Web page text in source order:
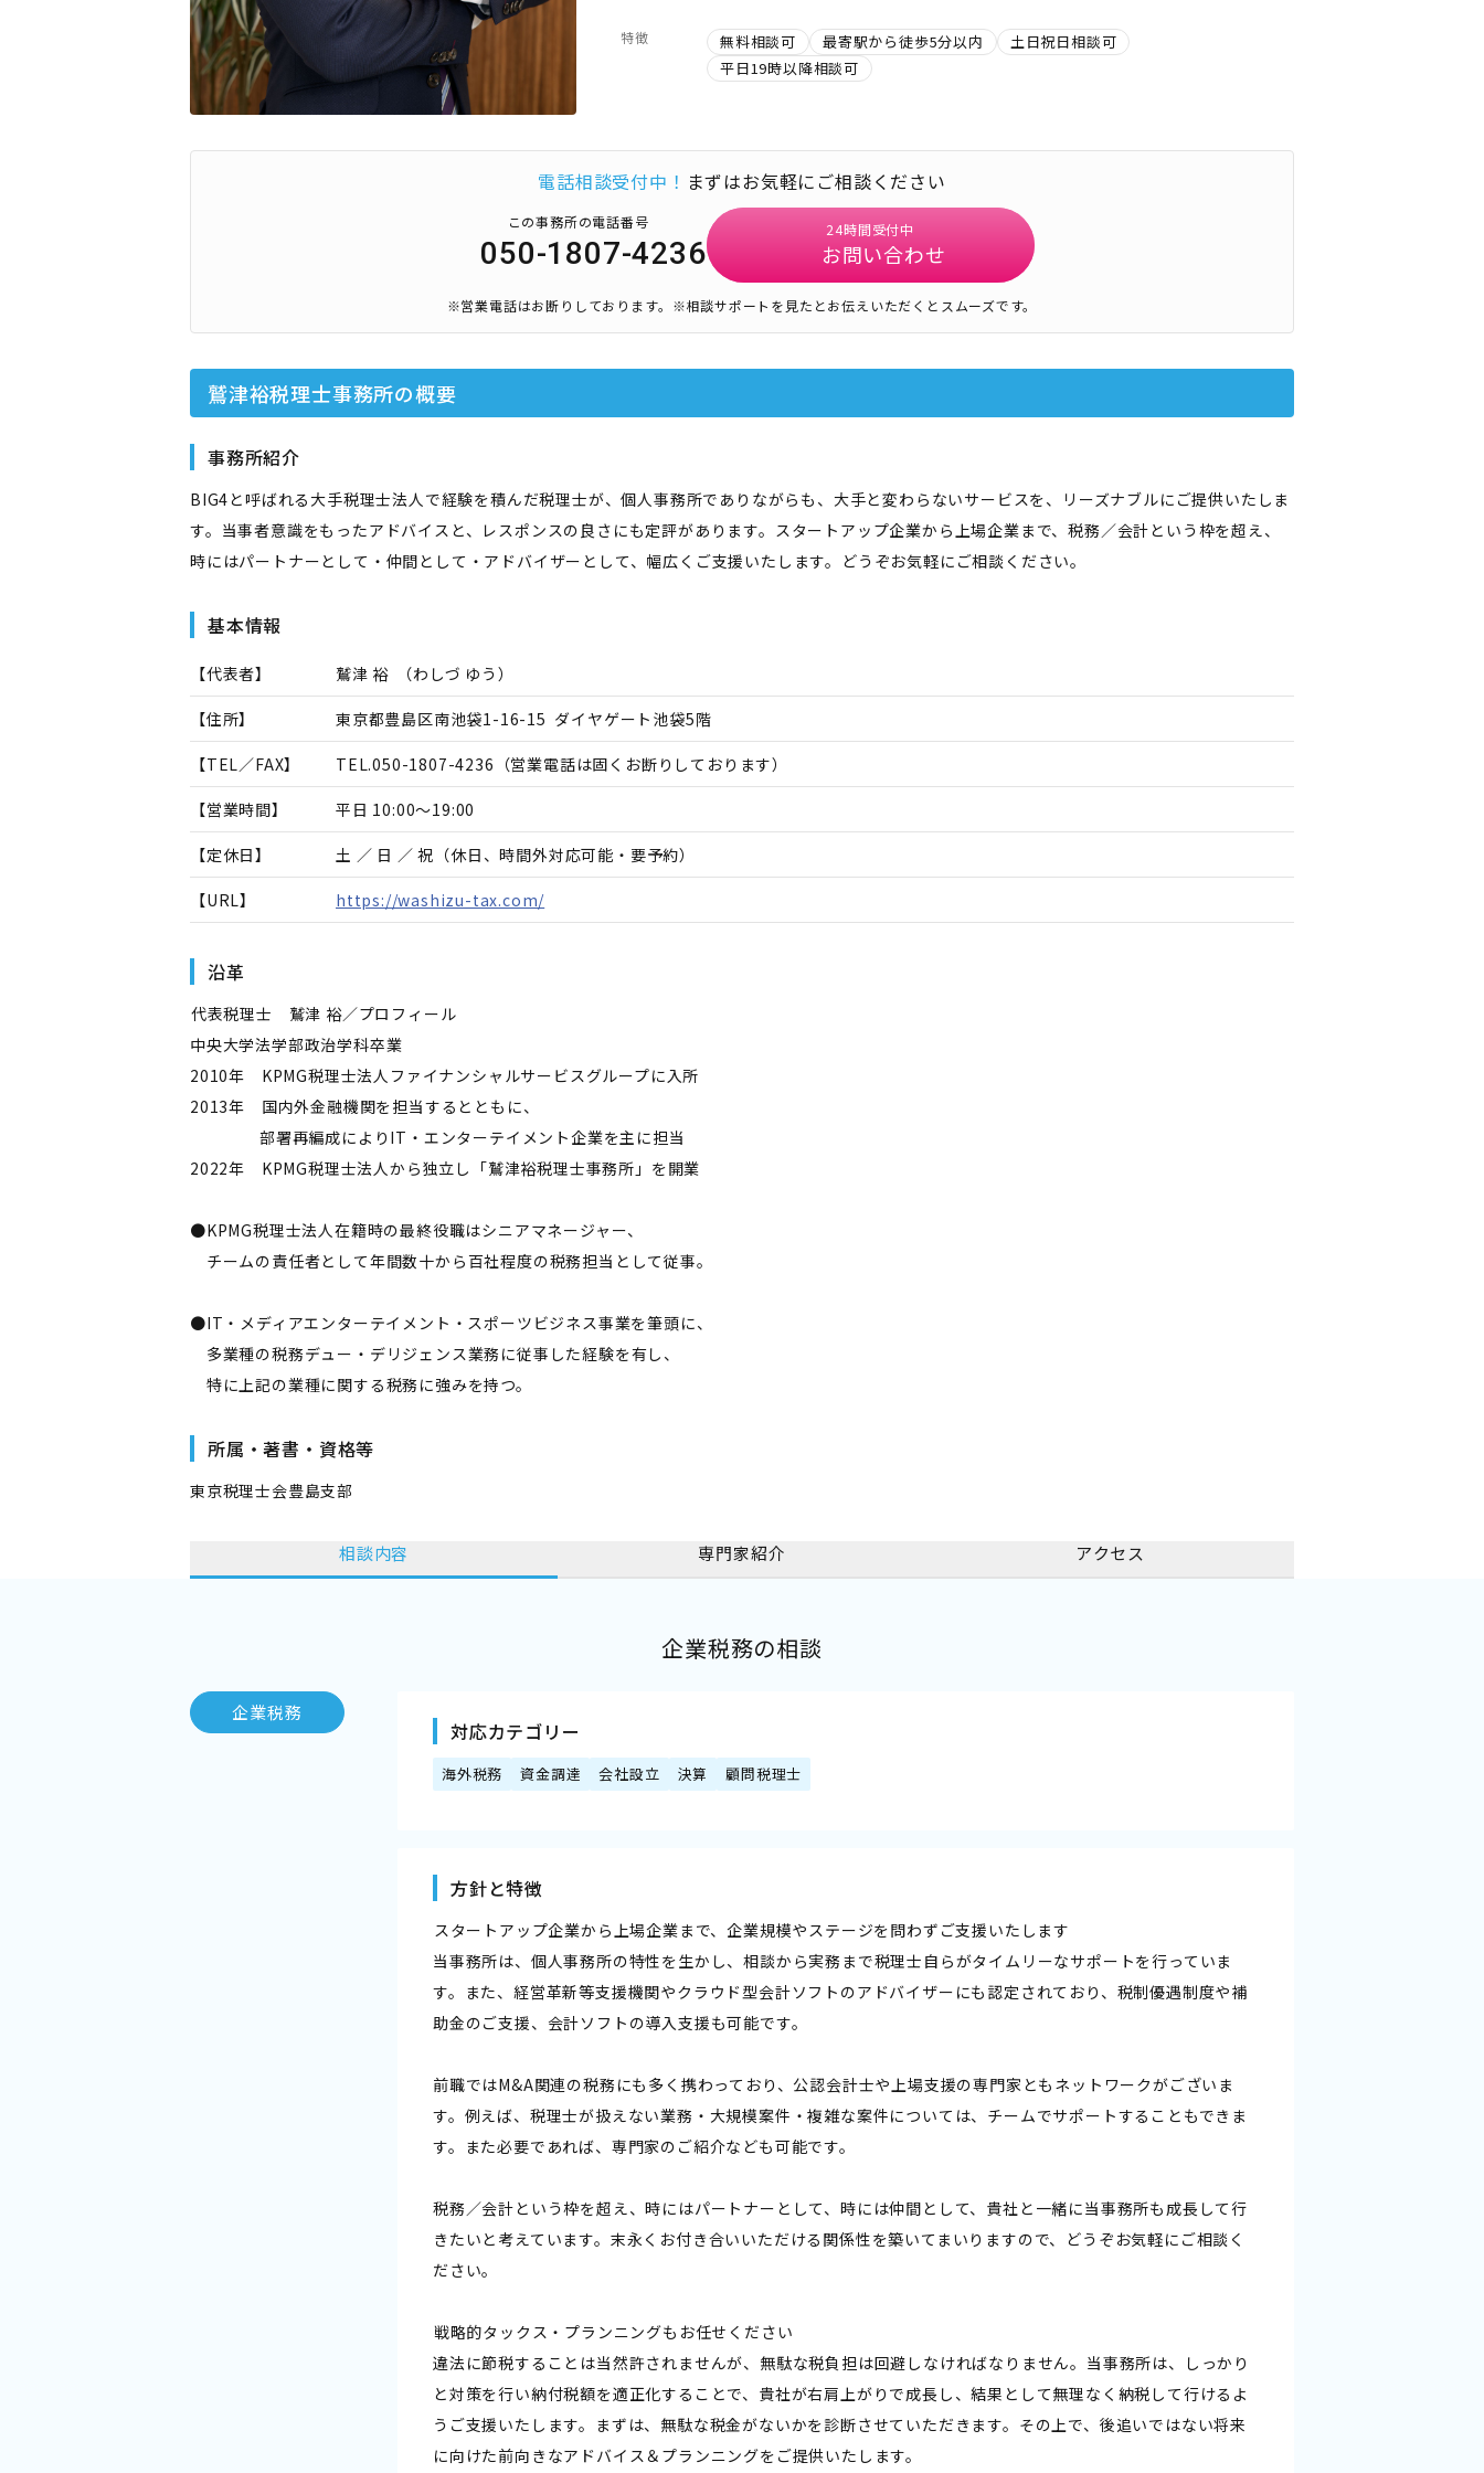
特徴 無料相談可 最寄駅から徒歩5分以内
土日祝日相談可
平日19時以降相談可
電話相談受付中！ まずはお気軽にご相談ください
この事務所の電話番号
050-1807-4236
24時間受付中
お問い合わせ
※営業電話はお断りしております。 ※相談サポートを見たとお伝えいただくとスムーズです。
鷲津裕税理士事務所の概要
事務所紹介
BIG4と呼ばれる大手税理士法人で経験を積んだ税理士が、個人事務所でありながらも、大手と変わらないサービスを、リーズナブルにご提供いたしま
す。当事者意識をもったアドバイスと、レスポンスの良さにも定評があります。スタートアップ企業から上場企業まで、税務／会計という枠を超え、
時にはパートナーとして・仲間として・アドバイザーとして、幅広くご支援いたします。どうぞお気軽にご相談ください。
基本情報
【代表者】 鷲津 裕 （わしづ ゆう）
【住所】 東京都豊島区南池袋1-16-15 ダイヤゲート池袋5階
【TEL／FAX】 TEL.050-1807-4236 （営業電話は固くお断りしております）
【営業時間】 平日 10:00～19:00
【定休日】 土 ／ 日 ／ 祝（休日、時間外対応可能・要予約）
【URL】 https://washizu-tax.com/
沿革
――代表税理士 鷲津 裕／プロフィール――
中央大学法学部政治学科卒業
2010年 KPMG税理士法人ファイナンシャルサービスグループに入所
2013年 国内外金融機関を担当するとともに、
部署再編成によりIT・エンターテイメント企業を主に担当
2022年 KPMG税理士法人から独立し「鷲津裕税理士事務所」を開業
●KPMG税理士法人在籍時の最終役職はシニアマネージャー、
チームの責任者として年間数十から百社程度の税務担当として従事。
●IT・メディアエンターテイメント・スポーツビジネス事業を筆頭に、
多業種の税務デュー・デリジェンス業務に従事した経験を有し、
特に上記の業種に関する税務に強みを持つ。
所属・著書・資格等
東京税理士会豊島支部
相談内容 専門家紹介 アクセス
企業税務の相談
企業税務
対応カテゴリー
海外税務 資金調達 会社設立 決算 顧問税理士
方針と特徴
――スタートアップ企業から上場企業まで、企業規模やステージを問わずご支援いたします――
当事務所は、個人事務所の特性を生かし、相談から実務まで税理士自らがタイムリーなサポートを行っていま
す。また、経営革新等支援機関やクラウド型会計ソフトのアドバイザーにも認定されており、税制優遇制度や補
助金のご支援、会計ソフトの導入支援も可能です。
前職ではM&A関連の税務にも多く携わっており、公認会計士や上場支援の専門家ともネットワークがございま
す。例えば、税理士が扱えない業務・大規模案件・複雑な案件については、チームでサポートすることもできま
す。また必要であれば、専門家のご紹介なども可能です。
税務／会計という枠を超え、時にはパートナーとして、時には仲間として、貴社と一緒に当事務所も成長して行
きたいと考えています。末永くお付き合いいただける関係性を築いてまいりますので、どうぞお気軽にご相談く
ださい。
――戦略的タックス・プランニングもお任せください――
違法に節税することは当然許されませんが、無駄な税負担は回避しなければなりません。当事務所は、しっかり
と対策を行い納付税額を適正化することで、貴社が右肩上がりで成長し、結果として無理なく納税して行けるよ
うご支援いたします。まずは、無駄な税金がないかを診断させていただきます。その上で、後追いではない将来
に向けた前向きなアドバイス＆プランニングをご提供いたします。